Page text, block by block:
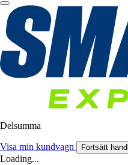
Delsumma
Visa min kundvagn Fortsätt
Loading...